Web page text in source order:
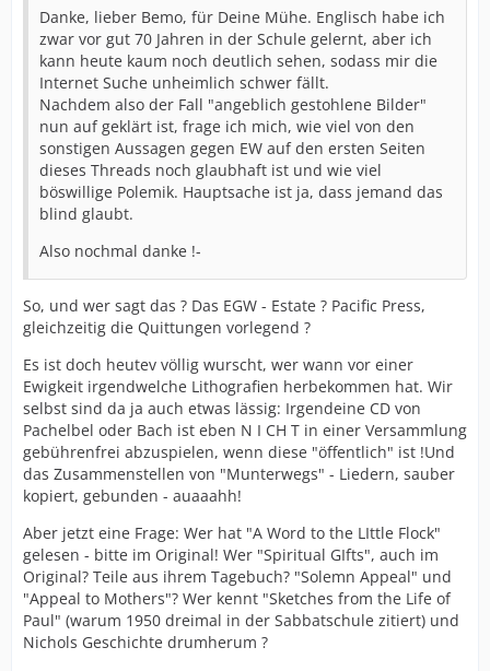
Danke, lieber Bemo, für Deine Mühe. Englisch habe ich
zwar vor gut 70 Jahren in der Schule gelernt, aber ich
kann heute kaum noch deutlich sehen, sodass mir die
Internet Suche unheimlich schwer fällt.
Nachdem also der Fall "angeblich gestohlene Bilder"
nun auf geklärt ist, frage ich mich, wie viel von den
sonstigen Aussagen gegen EW auf den ersten Seiten
dieses Threads noch glaubhaft ist und wie viel
böswillige Polemik. Hauptsache ist ja, dass jemand das
blind glaubt.
Also nochmal danke !-
So, und wer sagt das ? Das EGW - Estate ? Pacific Press,
gleichzeitig die Quittungen vorlegend ?
Es ist doch heutev völlig wurscht, wer wann vor einer
Ewigkeit irgendwelche Lithografien herbekommen hat. Wir
selbst sind da ja auch etwas lässig: Irgendeine CD von
Pachelbel oder Bach ist eben N I CH T in einer Versammlung
gebührenfrei abzuspielen, wenn diese "öffentlich" ist !Und
das Zusammenstellen von "Munterwegs" - Liedern, sauber
kopiert, gebunden - auaaahh!
Aber jetzt eine Frage: Wer hat "A Word to the LIttle Flock"
gelesen - bitte im Original! Wer "Spiritual GIfts", auch im
Original? Teile aus ihrem Tagebuch? "Solemn Appeal" und
"Appeal to Mothers"? Wer kennt "Sketches from the Life of
Paul" (warum 1950 dreimal in der Sabbatschule zitiert) und
Nichols Geschichte drumherum ?